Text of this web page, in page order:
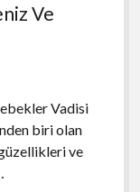
Ve
Vadisi
biri olan
ve